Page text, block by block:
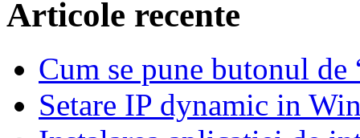
Articole recente
Cum se pune butonul
Setare IP dynamic in